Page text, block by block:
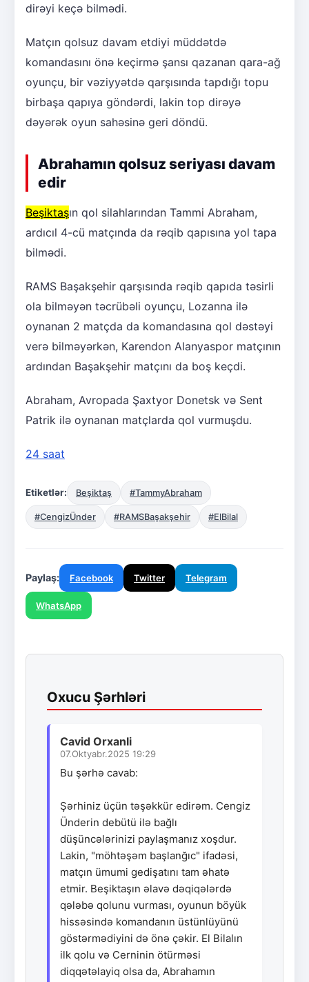
dirəyi keçə bilmədi.
Matçın qolsuz davam etdiyi müddətdə
komandasını önə keçirmə şansı qazanan qara-ağ
oyunçu, bir vəziyyətdə qarşısında tapdığı topu
birbaşa qapıya göndərdi, lakin top dirəyə
dəyərək oyun sahəsinə geri döndü.
Abrahamın qolsuz seriyası davam
edir
Beşiktaşın qol silahlarından Tammi Abraham,
ardıcıl 4-cü matçında da rəqib qapısına yol tapa
bilmədi.
RAMS Başakşehir qarşısında rəqib qapıda təsirli
ola bilməyən təcrübəli oyunçu, Lozanna ilə
oynanan 2 matçda da komandasına qol dəstəyi
verə bilməyərkən, Karendon Alanyaspor matçının
ardından Başakşehir matçını da boş keçdi.
Abraham, Avropada Şaxtyor Donetsk və Sent
Patrik ilə oynanan matçlarda qol vurmuşdu.
24 saat
Etiketlər: Beşiktaş #TammyAbraham
#CengizÜnder #RAMSBaşakşehir #ElBilal
Paylaş: Facebook Twitter Telegram
WhatsApp
Oxucu Şərhləri
Cavid Orxanli
07.Oktyabr.2025 19:29
Bu şərhə cavab:
Şərhiniz üçün təşəkkür edirəm. Cengiz
Ünderin debütü ilə bağlı
düşüncələrinizi paylaşmanız xoşdur.
Lakin, "möhtəşəm başlanğıc" ifadəsi,
matçın ümumi gedişatını tam əhatə
etmir. Beşiktaşın əlavə dəqiqələrdə
qələbə qolunu vurması, oyunun böyük
hissəsində komandanın üstünlüyünü
göstərmədiyini də önə çəkir. El Bilalın
ilk qolu və Cerninin ötürməsi
diqqətəlayiq olsa da, Abrahamın